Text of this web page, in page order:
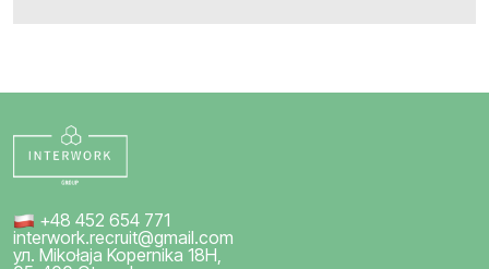
+48 452 654 771
interwork.recruit@gmail.com
ул. Mikołaja Kopernika 18H,